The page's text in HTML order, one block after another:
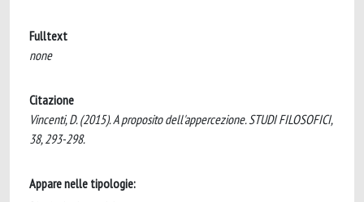
Fulltext
none
Citazione
Vincenti, D. (2015). A proposito dell'appercezione. STUDI FILOSOFICI,
38, 293-298.
Appare nelle tipologie: